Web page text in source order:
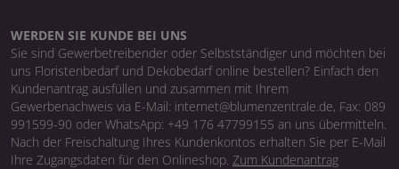
WERDEN SIE KUNDE BEI UNS
Sie sind Gewerbetreibender oder Selbstständiger und möchten bei
uns Floristenbedarf und Dekobedarf online bestellen? Einfach den
Kundenantrag ausfüllen und zusammen mit Ihrem
Gewerbenachweis via E-Mail: internet@blumenzentrale.de, Fax: 089
991599-90 oder WhatsApp: +49 176 47799155 an uns übermitteln.
Nach der Freischaltung Ihres Kundenkontos erhalten Sie per E-Mail
Ihre Zugangsdaten für den Onlineshop. Zum Kundenantrag